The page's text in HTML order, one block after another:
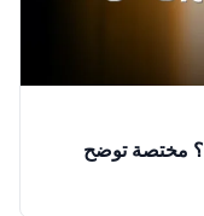
مختصة توضح